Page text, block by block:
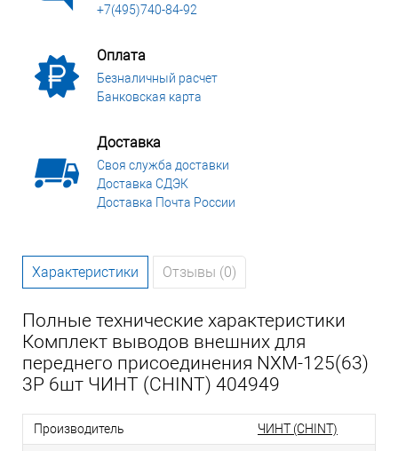
+7(495)740-84-92
Оплата
Безналичный расчет
Банковская карта
Доставка
Своя служба доставки
Доставка СДЭК
Доставка Почта России
Характеристики Отзывы (0)
Полные технические характеристики
Комплект выводов внешних для
переднего присоединения NXM-125(63)
3P 6шт ЧИНТ (CHINT) 404949
Производитель ЧИНТ (CHINT)